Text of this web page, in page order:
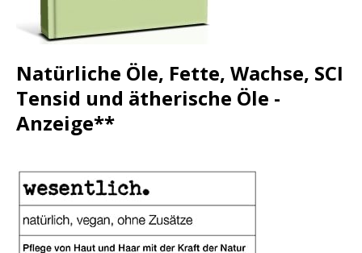
Natürliche Öle, Fette, Wachse, SCI
Tensid und ätherische Öle -
Anzeige**